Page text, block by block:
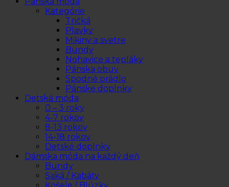
Kategórie
Tričká
Plavky
Mikiny a svetre
Bundy
Nohavice a tepláky
Pánska obuv
Spodné prádlo
Pánske doplnky
Detská móda
0 – 3 roky
4-7 rokov
8-13 rokov
14-18 rokov
Detské doplnky
Dámska móda na každý deň
Bundy
Saká / Kabáty